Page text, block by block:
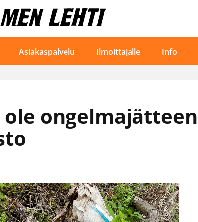
Asiakaspalvelu Ilmoittajalle Info
ole ongelmajätteen